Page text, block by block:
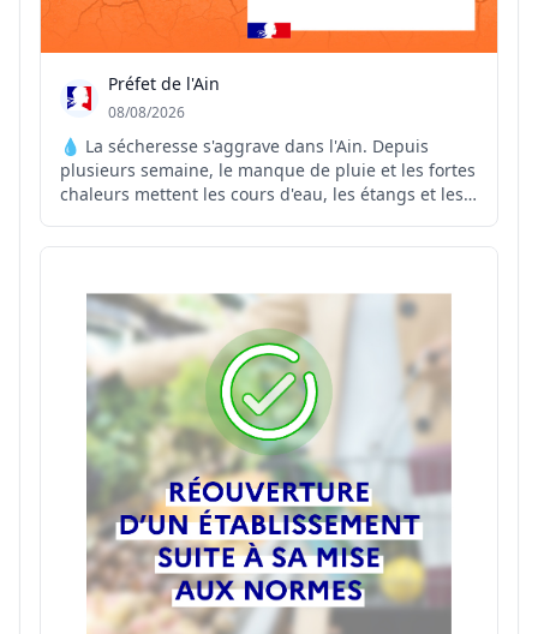
Préfet de l'Ain
08/08/2026
💧 La sécheresse s'aggrave dans l'Ain. Depuis
plusieurs semaine, le manque de pluie et les fortes
chaleurs mettent les cours d'eau, les étangs et les
situation, le préfet de l'Ain renforce les mesures de